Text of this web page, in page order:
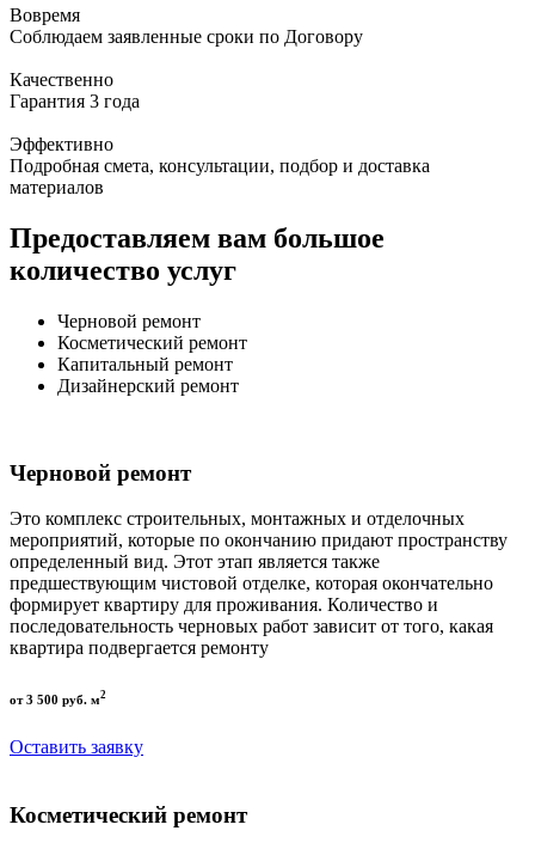
Вовремя
Соблюдаем заявленные сроки по Договору
Качественно
Гарантия 3 года
Эффективно
Подробная смета, консультации, подбор и доставка
материалов
Предоставляем вам большое
количество услуг
Черновой ремонт
Косметический ремонт
Капитальный ремонт
Дизайнерский ремонт
Черновой ремонт
Это комплекс строительных, монтажных и отделочных
мероприятий, которые по окончанию придают пространству
определенный вид. Этот этап является также
предшествующим чистовой отделке, которая окончательно
формирует квартиру для проживания. Количество и
последовательность черновых работ зависит от того, какая
квартира подвергается ремонту
от 3 500 руб. м2
Оставить заявку
Косметический ремонт